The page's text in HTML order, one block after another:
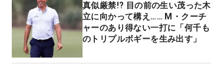
真似厳禁!? 目の前の生い茂った木
立に向かって構え…… M・クーチ
ャーのあり得ない一打に「何千も
のトリプルボギーを生み出す」